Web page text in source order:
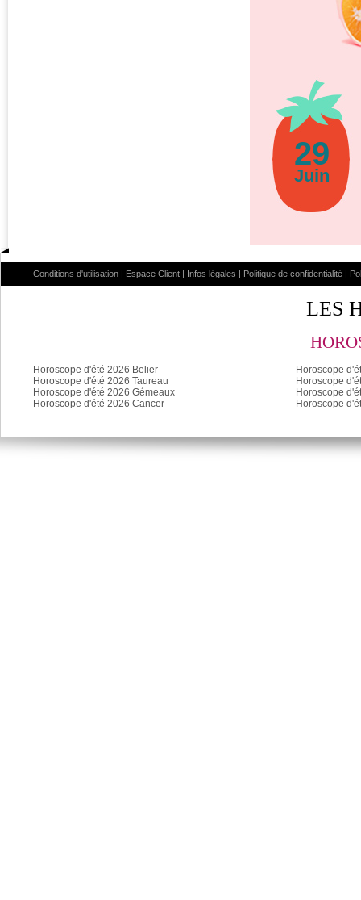
29
Juin
Conditions d'utilisation| Espace Client| Infos légales | Politique de confidentialité|
LES
Horoscope d'été 2026 Belier
Horoscope d'été 2026 Taureau
Horoscope d'été 2026 Gémeaux
Horoscope d'été 2026 Cancer
Horoscope
Horoscope
Horoscope
Horoscope